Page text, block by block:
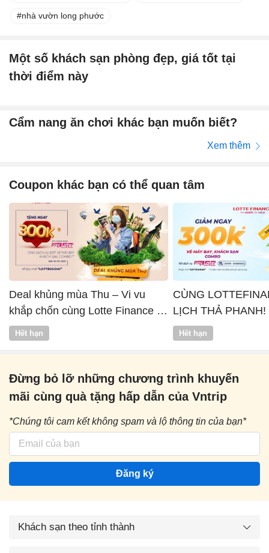
nhà vườn long phước
Một số khách sạn phòng đẹp, giá tốt tại
thời điểm này
Cẩm nang ăn chơi khác bạn muốn biết?
Xem thêm
Coupon khác bạn có thể quan tâm
Deal khủng mùa Thu – Vi vu
khắp chốn cùng Lotte Finance x
Vntrip
Hết hạn
CÙNG
LỊCH THẢ PHANH!
Hết hạn
Đừng bỏ lỡ những chương trình khuyến
mãi cùng quà tặng hấp dẫn của Vntrip
*Chúng tôi cam kết không spam và lộ thông tin của bạn*
Đăng ký
Khách sạn theo tỉnh thành